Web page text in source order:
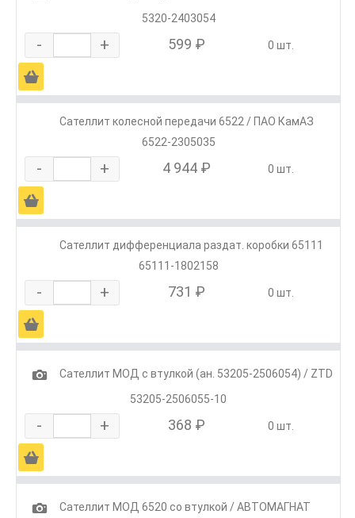
5320-2403054
- + 599 ₽ 0 шт.
Ä
Сателлит колесной передачи 6522 / ПАО КамАЗ
6522-2305035
- + 4 944 ₽ 0 шт.
Ä
Сателлит дифференциала раздат. коробки 65111
65111-1802158
- + 731 ₽ 0 шт.
Ä
1
Сателлит МОД с втулкой (ан. 53205-2506054) / ZTD
53205-2506055-10
- + 368 ₽ 0 шт.
Ä
1
Сателлит МОД 6520 со втулкой / АВТОМАГНАТ